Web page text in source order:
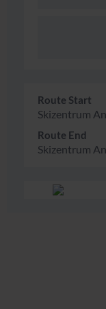
Route Start
Skizentrum
Route End
Skizentrum